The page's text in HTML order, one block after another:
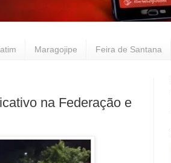
Maragojipe Feira de Santana
na Federação e